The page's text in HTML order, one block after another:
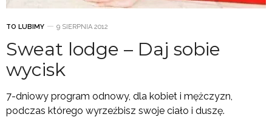
TO LUBIMY 9 SIERPNIA 2012
Sweat lodge – Daj sobie
wycisk
7-dniowy program odnowy, dla kobiet i mężczyzn,
podczas którego wyrzeźbisz swoje ciało i duszę.